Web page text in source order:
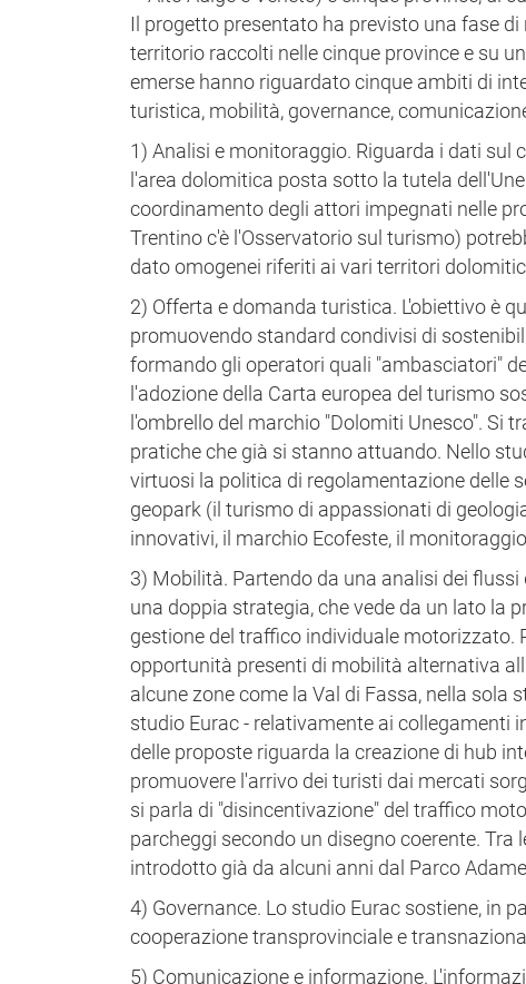
Il progetto presentato ha previsto una fase
territorio raccolti nelle cinque province e su
emerse hanno riguardato cinque ambiti di
turistica, mobilità, governance,
1) Analisi e monitoraggio. Riguarda i dati
l'area dolomitica posta sotto la tutela
coordinamento degli attori impegnati nelle
Trentino c'è l'Osservatorio sul turismo)
dato omogenei riferiti ai vari territori
2) Offerta e domanda turistica. L'obiettivo è
promuovendo standard condivisi di
formando gli operatori quali "ambasciatori"
l'adozione della Carta europea del turismo
l'ombrello del marchio "Dolomiti Unesco". Si
pratiche che già si stanno attuando. Nello
virtuosi la politica di regolamentazione delle
geopark (il turismo di appassionati di
innovativi, il marchio Ecofeste, il
3) Mobilità. Partendo da una analisi dei
una doppia strategia, che vede da un lato la
gestione del traffico individuale motorizzato.
opportunità presenti di mobilità alternativa
alcune zone come la Val di Fassa, nella sola
studio Eurac - relativamente ai collegamenti
delle proposte riguarda la creazione di hub
promuovere l'arrivo dei turisti dai mercati
si parla di "disincentivazione" del traffico
parcheggi secondo un disegno coerente.
introdotto già da alcuni anni dal Parco
4) Governance. Lo studio Eurac sostiene, in
cooperazione transprovinciale e
5) Comunicazione e informazione.